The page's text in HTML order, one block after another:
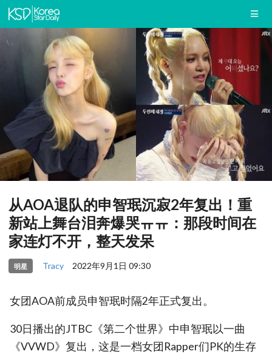
从AOA退队的申智珉沉寂2年复出！重
新站上舞台泪奔爆哭ㅠㅠ：那段时间在
家连灯不开，整天发呆
明星 Tracy 2022年9月1日 09:30
女团AOA前成员申智珉时隔2年正式复出。
30日播出的JTBC《第二个世界》中申智珉以一曲
《VVWD》复出，这是一档女团Rapper们PK的生存